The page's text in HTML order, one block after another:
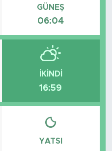
GÜNEŞ
06:04
İKINDI
16:59
YATSI